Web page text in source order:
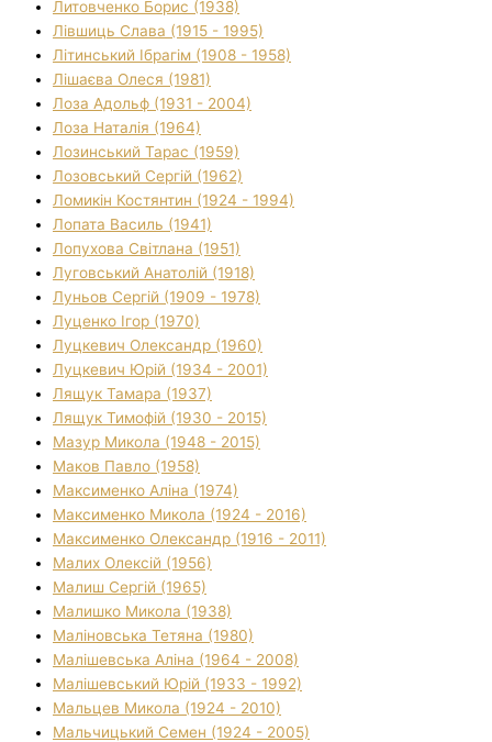
Литовченко Борис (1938)
Лівшиць Слава (1915 - 1995)
Літинський Ібрагім (1908 - 1958)
Лішаєва Олеся (1981)
Лоза Адольф (1931 - 2004)
Лоза Наталія (1964)
Лозинський Тарас (1959)
Лозовський Сергій (1962)
Ломикін Костянтин (1924 - 1994)
Лопата Василь (1941)
Лопухова Світлана (1951)
Луговський Анатолій (1918)
Луньов Сергій (1909 - 1978)
Луценко Ігор (1970)
Луцкевич Олександр (1960)
Луцкевич Юрій (1934 - 2001)
Лящук Тамара (1937)
Лящук Тимофій (1930 - 2015)
Мазур Микола (1948 - 2015)
Маков Павло (1958)
Максименко Аліна (1974)
Максименко Микола (1924 - 2016)
Максименко Олександр (1916 - 2011)
Малих Олексій (1956)
Малиш Сергій (1965)
Малишко Микола (1938)
Маліновська Тетяна (1980)
Малішевська Аліна (1964 - 2008)
Малішевський Юрій (1933 - 1992)
Мальцев Микола (1924 - 2010)
Мальчицький Семен (1924 - 2005)